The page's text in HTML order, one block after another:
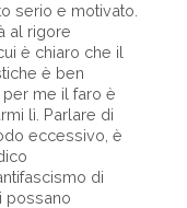
serio e motivato.
al rigore
è chiaro che il
è ben
me il faro è
lì. Parlare di
eccessivo, è
di
possano